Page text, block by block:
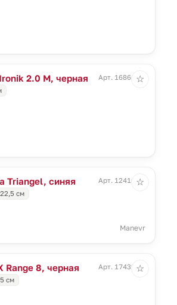
2.0 M, черная
Арт. 16866.30
☆
Triangel, синяя
Арт. 12416.44
см
Manevr
☆
Range 8, черная
Арт. 17439.30
см
☆